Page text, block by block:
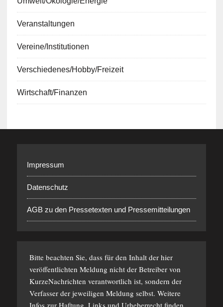
Veranstaltungen
Vereine/Institutionen
Verschiedenes/Hobby/Freizeit
Wirtschaft/Finanzen
Impressum
Datenschutz
AGB zu den Pressetexten und Pressemitteilungen
Bitte beachten Sie, dass für den Inhalt der hier
veröffentlichten Meldung nicht der Betreiber von
KurzeNachrichten verantwortlich ist, sondern der
Verfasser der jeweiligen Meldung selbst. Weitere
Infos zur Haftung, Links und Urheberrecht finden